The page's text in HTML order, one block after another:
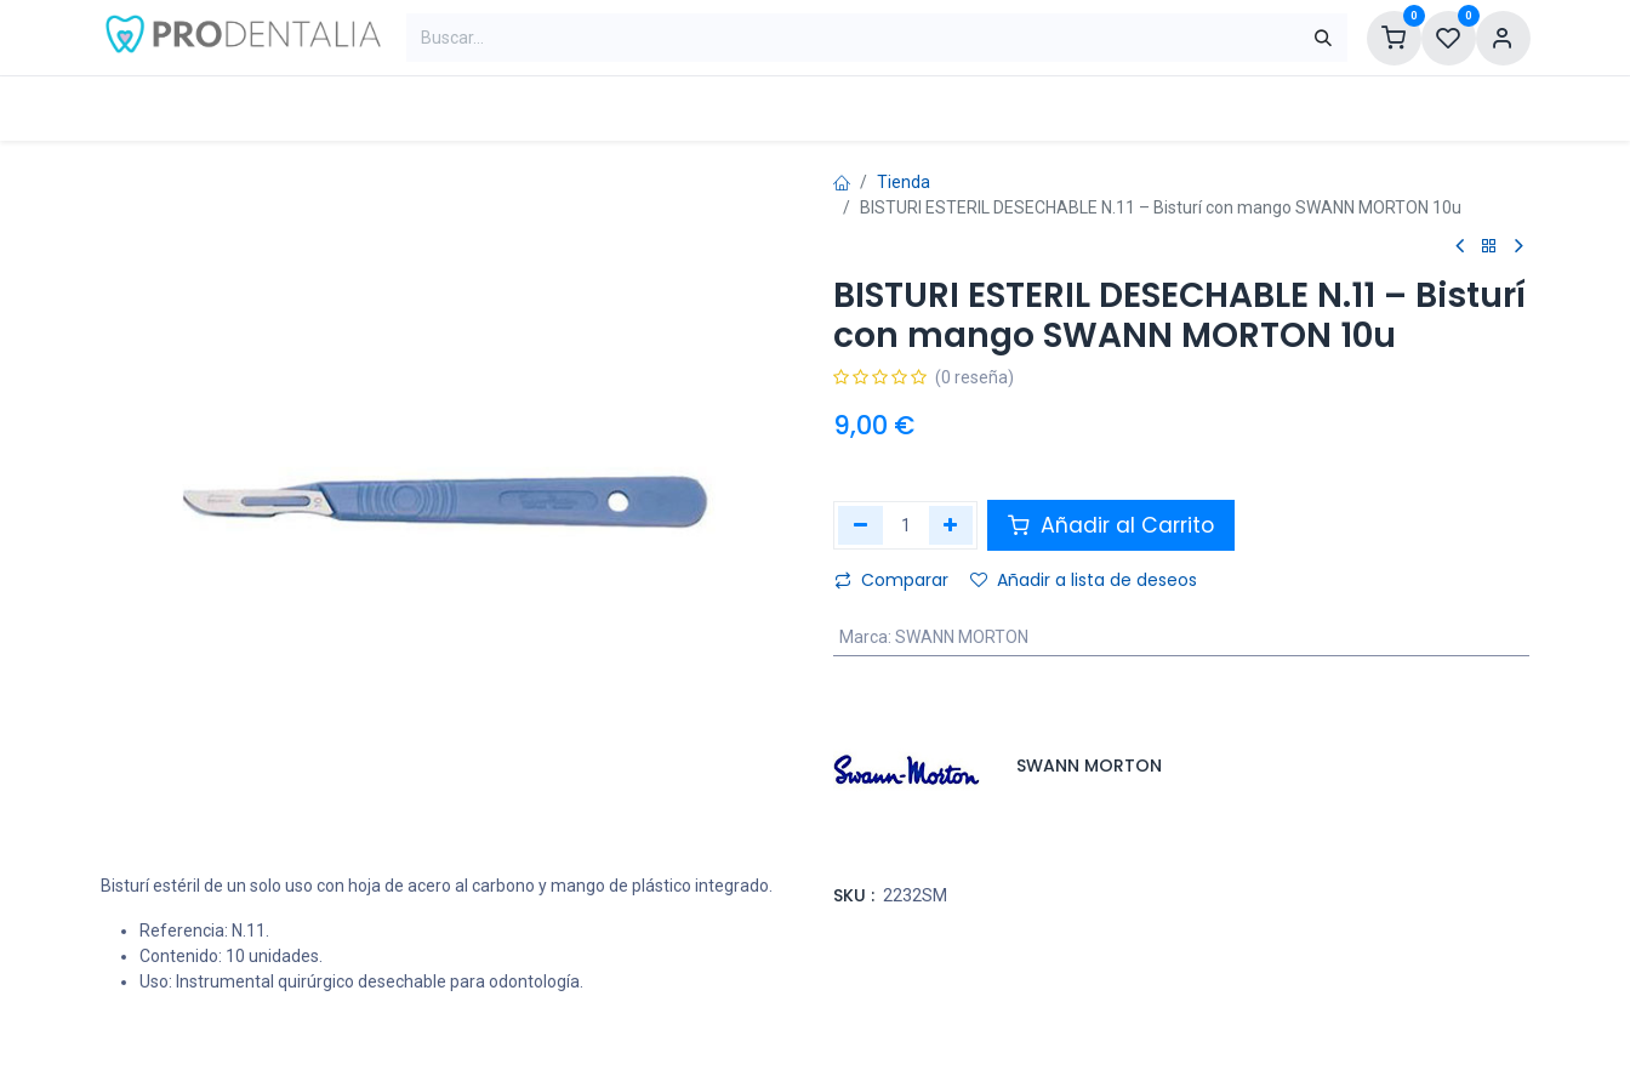
0 0
Bisturí estéril de un solo uso con hoja de acero al carbono y mango de plástico integrado.
Referencia: N.11.
Contenido: 10 unidades.
Uso: Instrumental quirúrgico desechable para odontología.
Tienda
BISTURI ESTERIL DESECHABLE N.11 – Bisturí con mango SWANN MORTON 10u
BISTURI ESTERIL DESECHABLE N.11 – Bisturí
con mango SWANN MORTON 10u
(0 reseña)
9,00 €
Añadir al Carrito
Comparar Añadir a lista de deseos
Marca: SWANN MORTON
SWANN MORTON
SKU : 2232SM